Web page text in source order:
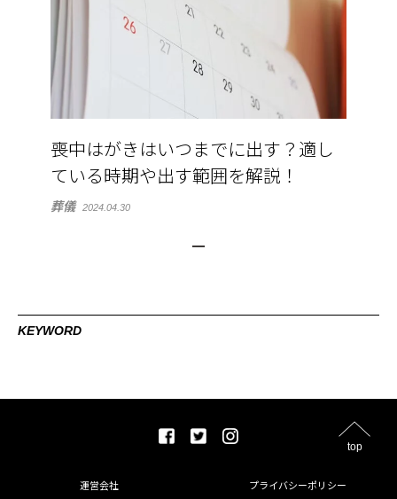
喪中はがきはいつまでに出す？適し
ている時期や出す範囲を解説！
葬儀 2024.04.30
KEYWORD
top
運営会社 プライバシーポリシー